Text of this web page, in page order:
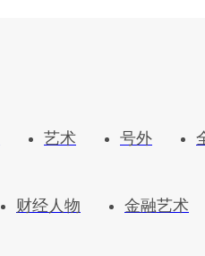
艺术 号外
财经人物 金融艺术